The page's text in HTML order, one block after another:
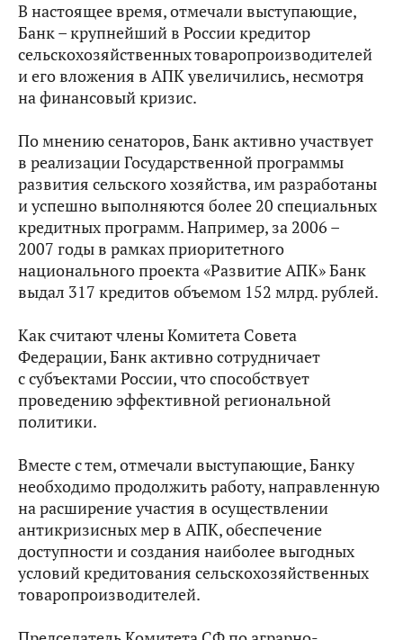
В настоящее время, отмечали выступающие,
Банк – крупнейший в России кредитор
сельскохозяйственных товаропроизводителей
и его вложения в АПК увеличились, несмотря
на финансовый кризис.
По мнению сенаторов, Банк активно участвует
в реализации Государственной программы
развития сельского хозяйства, им разработаны
и успешно выполняются более 20 специальных
кредитных программ. Например, за 2006 –
2007 годы в рамках приоритетного
национального проекта «Развитие АПК» Банк
выдал 317 кредитов объемом 152 млрд. рублей.
Как считают члены Комитета Совета
Федерации, Банк активно сотрудничает
с субъектами России, что способствует
проведению эффективной региональной
политики.
Вместе с тем, отмечали выступающие, Банку
необходимо продолжить работу, направленную
на расширение участия в осуществлении
антикризисных мер в АПК, обеспечение
доступности и создания наиболее выгодных
условий кредитования сельскохозяйственных
товаропроизводителей.